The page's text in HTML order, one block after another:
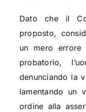
Dato che il
proposto,
un mero errore
probatorio,
denunciando la
lamentando un
ordine alla